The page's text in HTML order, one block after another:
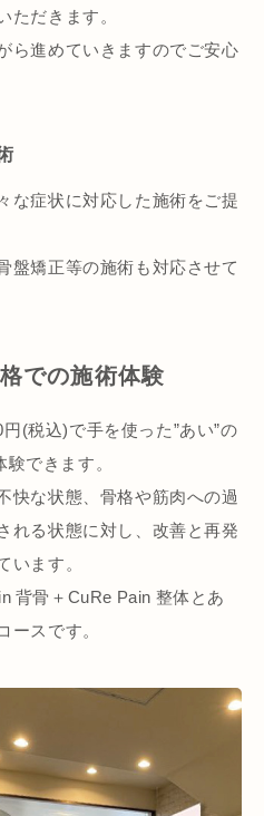
だきます。
ら進めていきますのでご安心
な症状に対応した施術をご提
盤矯正等の施術も対応させて
での施術体験
(税込)で手を使った”あい”の
できます。
快な状態、骨格や筋肉への過
れる状態に対し、改善と再発
ます。
背骨＋CuRe Pain 整体とあ
スです。